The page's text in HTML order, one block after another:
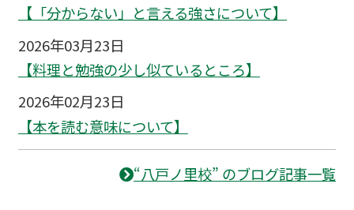
【「分からない」と言える強さについて】
2026年03月23日
【料理と勉強の少し似ているところ】
2026年02月23日
【本を読む意味について】
“八戸ノ里校” のブログ記事一覧